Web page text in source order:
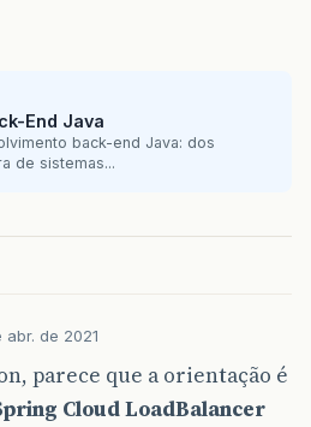
End Java
back-end Java: dos
de sistemas...
abr. de 2021
parece que a orientação é
Cloud LoadBalancer